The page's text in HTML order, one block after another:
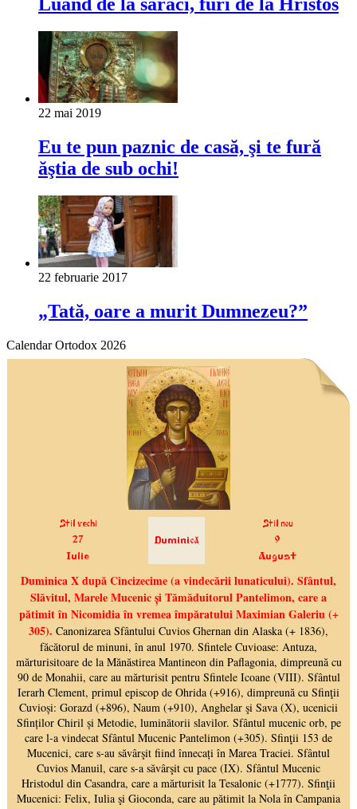
22 mai 2019
Eu te pun paznic de casă, şi te fură
ăştia de sub ochi!
22 februarie 2017
„Tată, oare a murit Dumnezeu?”
Calendar Ortodox 2026